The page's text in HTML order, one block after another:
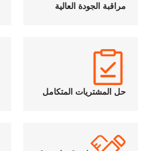
مراقبة الجودة العالية
حل المشتريات المتكامل